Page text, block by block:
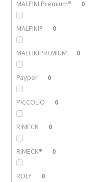
MALFINI Premium® 0
MALFINI® 0
MALFINIPREMIUM 0
Payper 0
PICCOLIO 0
RIMECK 0
RIMECK® 0
ROLY 0